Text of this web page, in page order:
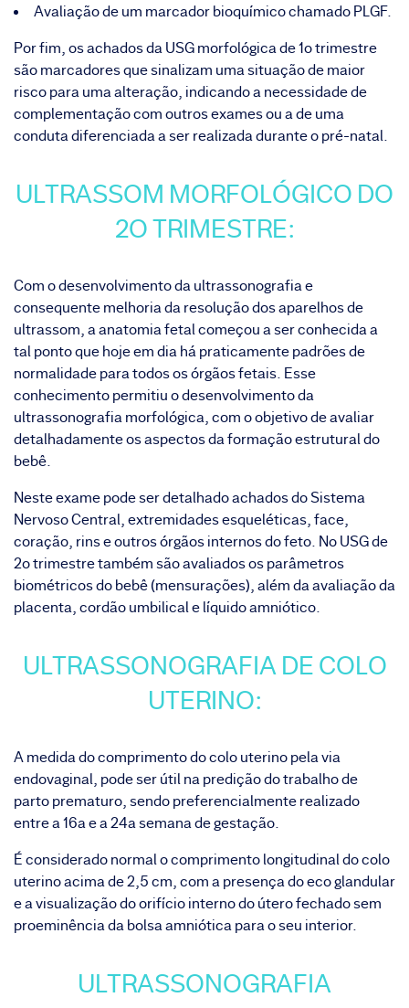
Avaliação de um marcador bioquímico chamado PLGF.
Por fim, os achados da USG morfológica de 1o trimestre
são marcadores que sinalizam uma situação de maior
risco para uma alteração, indicando a necessidade de
complementação com outros exames ou a de uma
conduta diferenciada a ser realizada durante o pré-natal.
ULTRASSOM MORFOLÓGICO DO
2O TRIMESTRE:
Com o desenvolvimento da ultrassonografia e
consequente melhoria da resolução dos aparelhos de
ultrassom, a anatomia fetal começou a ser conhecida a
tal ponto que hoje em dia há praticamente padrões de
normalidade para todos os órgãos fetais. Esse
conhecimento permitiu o desenvolvimento da
ultrassonografia morfológica, com o objetivo de avaliar
detalhadamente os aspectos da formação estrutural do
bebê.
Neste exame pode ser detalhado achados do Sistema
Nervoso Central, extremidades esqueléticas, face,
coração, rins e outros órgãos internos do feto. No USG de
2o trimestre também são avaliados os parâmetros
biométricos do bebê (mensurações), além da avaliação da
placenta, cordão umbilical e líquido amniótico.
ULTRASSONOGRAFIA DE COLO
UTERINO:
A medida do comprimento do colo uterino pela via
endovaginal, pode ser útil na predição do trabalho de
parto prematuro, sendo preferencialmente realizado
entre a 16a e a 24a semana de gestação.
É considerado normal o comprimento longitudinal do colo
uterino acima de 2,5 cm, com a presença do eco glandular
e a visualização do orifício interno do útero fechado sem
proeminência da bolsa amniótica para o seu interior.
ULTRASSONOGRAFIA